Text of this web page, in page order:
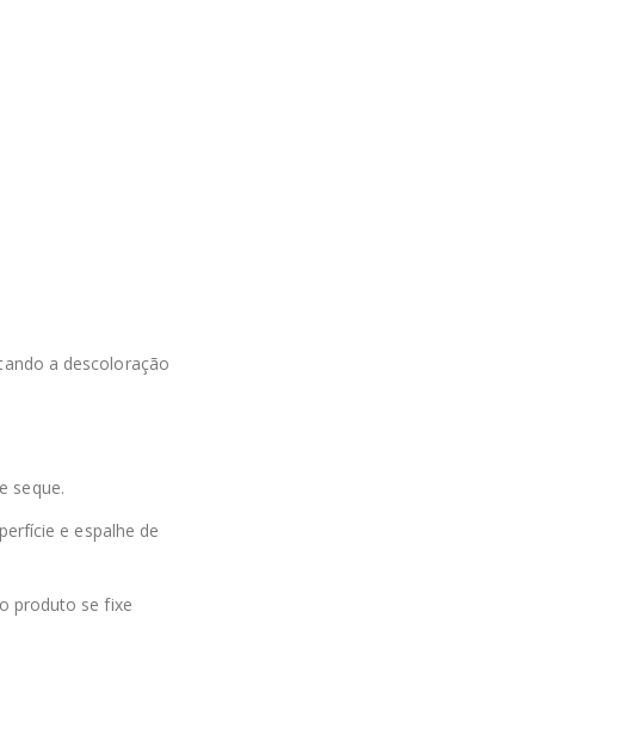
a descoloração
seque.
e espalhe de
produto se fixe